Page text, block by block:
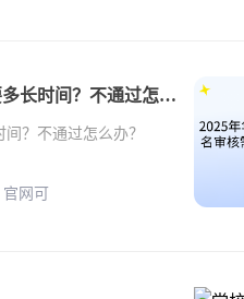
2025年华中农业大学成考网上报名审核需要多长时间？不通过怎么办？
？不通过怎么办？
网可